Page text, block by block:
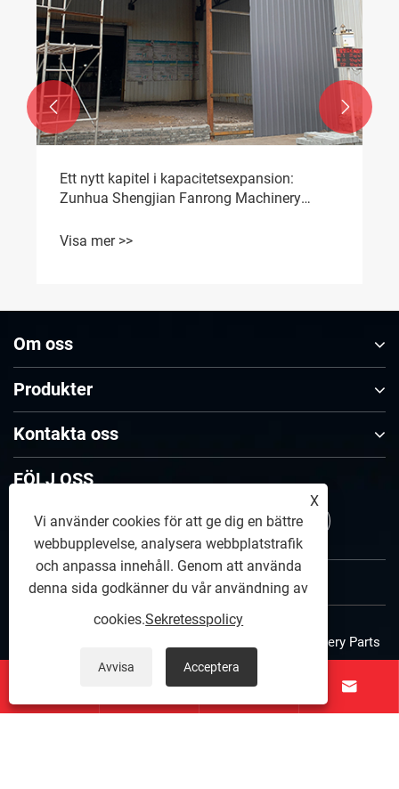
​Ett nytt kapitel i kapacitetsexpansion:
Zunhua Shengjian Fanrong Machinery
motviktsjärnproduktionskapacitet
Visa mer >>
 
Om oss
Produkter
Kontakta oss
FÖLJ OSS
Copyright © 2025 Zunhua Shengjian fanrong Machinery Parts
Co., Ltd. Med ensamrätt. Links | Sitemap
Sekretesspolicy
 
X
Vi använder cookies för att ge dig en bättre
webbupplevelse, analysera webbplatstrafik
och anpassa innehåll. Genom att använda
denna sida godkänner du vår användning av
cookies.Sekretesspolicy
Avvisa Acceptera